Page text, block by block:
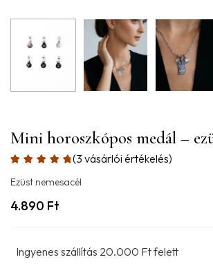
Mini horoszkópos medál –
(3 vásárlói értékelés)
Ezüst nemesacél
4.890 Ft
Ingyenes szállítás 20.000 Ft felett